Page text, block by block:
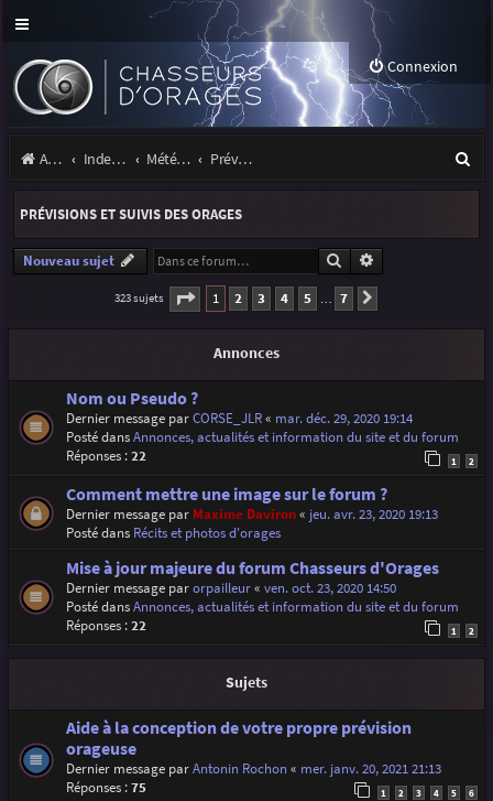
Connexion
Accueil Index du forum Météo et climatologie des orages Prévisions et suivis des orages
e
r
PRÉVISIONS ET SUIVIS DES ORAGES
Nouveau sujet Rechercher
323 sujets Page 1sur
1 2 3 4 5 … 7
Annonces
Nom ou Pseudo ?
Dernier message parCORSE_JLR« mar. déc. 29, 2020 19:14
Posté dansAnnonces, actualités et information du site et du forum
Réponses :22 1 2
Comment mettre une image sur le forum ?
Dernier message par Maxime Daviron« jeu. avr. 23, 2020 19:13
Posté dans Récits et photos d'orages
Mise à jour majeure du forum Chasseurs d'Orages
Dernier message parorpailleur« ven. oct. 23, 2020 14:50
Posté dansAnnonces, actualités et information du site et du forum
Réponses :22 1 2
Sujets
Aide à la conception de votre propre prévision
orageuse
Dernier message parAntonin Rochon« mer. janv. 20, 2021 21:13
Réponses :75 1 2 3 4 5 6